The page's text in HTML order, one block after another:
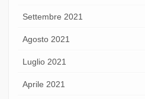
Settembre 2021
Agosto 2021
Luglio 2021
Aprile 2021